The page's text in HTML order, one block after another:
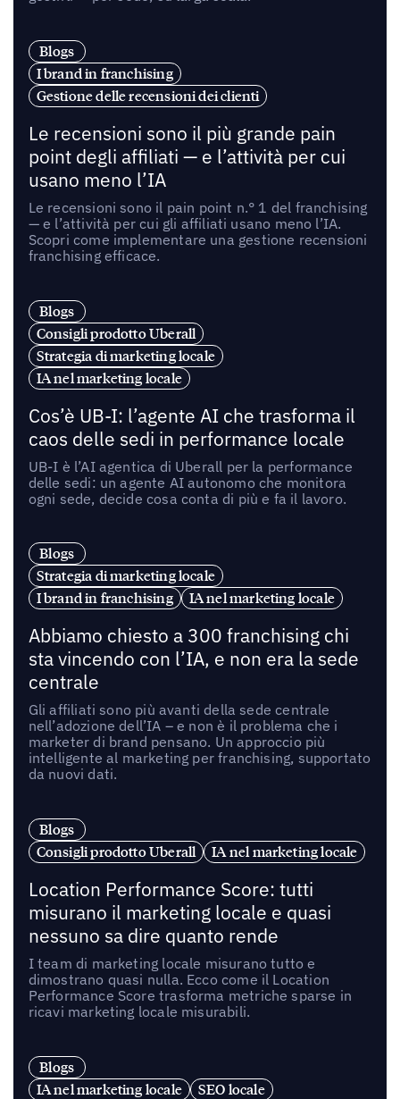
Blogs
I brand in franchising
Gestione delle recensioni dei clienti
Le recensioni sono il più grande pain
point degli affiliati — e l’attività per cui
usano meno l’IA
Le recensioni sono il pain point n.° 1 del franchising
— e l’attività per cui gli affiliati usano meno l’IA.
Scopri come implementare una gestione recensioni
franchising efficace.
Blogs
Consigli prodotto Uberall
Strategia di marketing locale
IA nel marketing locale
Cos’è UB-I: l’agente AI che trasforma il
caos delle sedi in performance locale
UB-I è l’AI agentica di Uberall per la performance
delle sedi: un agente AI autonomo che monitora
ogni sede, decide cosa conta di più e fa il lavoro.
Blogs
Strategia di marketing locale
I brand in franchising
IA nel marketing locale
Abbiamo chiesto a 300 franchising chi
sta vincendo con l’IA, e non era la sede
centrale
Gli affiliati sono più avanti della sede centrale
nell’adozione dell’IA – e non è il problema che i
marketer di brand pensano. Un approccio più
intelligente al marketing per franchising, supportato
da nuovi dati.
Blogs
Consigli prodotto Uberall
IA nel marketing locale
Location Performance Score: tutti
misurano il marketing locale e quasi
nessuno sa dire quanto rende
I team di marketing locale misurano tutto e
dimostrano quasi nulla. Ecco come il Location
Performance Score trasforma metriche sparse in
ricavi marketing locale misurabili.
Blogs
IA nel marketing locale
SEO locale